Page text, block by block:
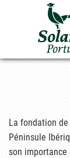
La fondation
Péninsule
son